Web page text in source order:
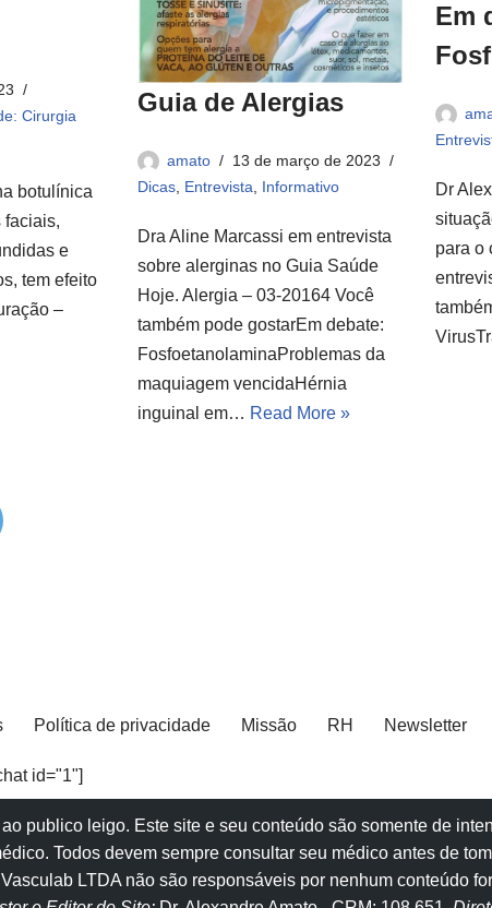
Cirurgia
botulínica
faciais,
e
tem efeito
–
Guia de Alergias
amato
13 de março de 2023
Dicas Entrevista Informativo
Dra Aline Marcassi em entrevista
sobre alerginas no Guia Saúde
Hoje. Alergia – 03-20164 Você
também pode gostarEm debate:
FosfoetanolaminaProblemas da
maquiagem vencidaHérnia
inguinal em… Read More »
Em
Dr
para o
Política de privacidade Missão RH Newsletter
id="1"]
publico leigo. Este site e seu conteúdo são somente de
. Todos devem sempre consultar seu médico antes de
Vasculab LTDA não são responsáveis por nenhum conteúdo